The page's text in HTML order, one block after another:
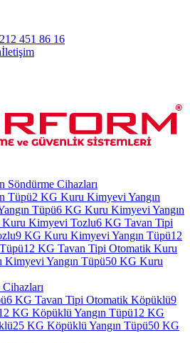
451 86 16
İletişim
Söndürme Cihazları
Tüpü2 KG Kuru Kimyevi Yangın
Tüpü6 KG Kuru Kimyevi Yangın
Kimyevi Tozlu6 KG Tavan Tipi
9 KG Kuru Kimyevi Yangın Tüpü12
12 KG Tavan Tipi Otomatik Kuru
Yangın Tüpü50 KG Kuru
6 KG Tavan Tipi Otomatik Köpüklü9
KG Köpüklü Yangın Tüpü12 KG
25 KG Köpüklü Yangın Tüpü50 KG